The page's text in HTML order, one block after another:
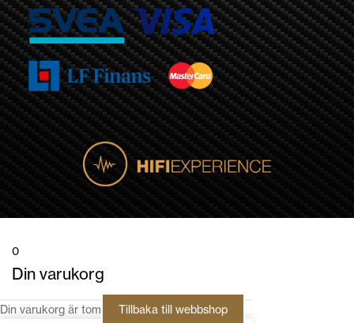
0
Din varukorg
Din varukorg är tom Tillbaka till webbshop